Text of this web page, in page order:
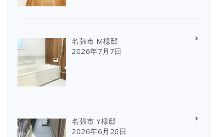
名張市 M様邸
2026年7月7日
名張市 Y様邸
2026年6月26日